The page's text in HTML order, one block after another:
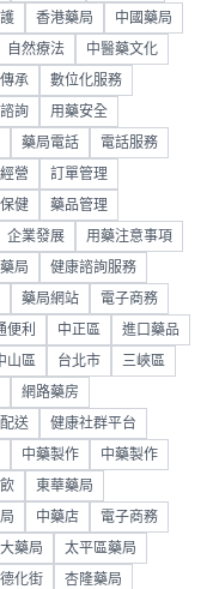
香港藥局 中國藥局
自然療法 中醫藥文化
承 數位化服務
詢 用藥安全
藥局電話 電話服務
營 訂單管理
健 藥品管理
企業發展 用藥注意事項
局 健康諮詢服務
藥局網站 電子商務
便利 中正區 進口藥品
山區 台北市 三峽區
網路藥房
送 健康社群平台
中藥製作 中藥製作
東華藥局
中藥店 電子商務
藥局 太平區藥局
德化街 杏隆藥局